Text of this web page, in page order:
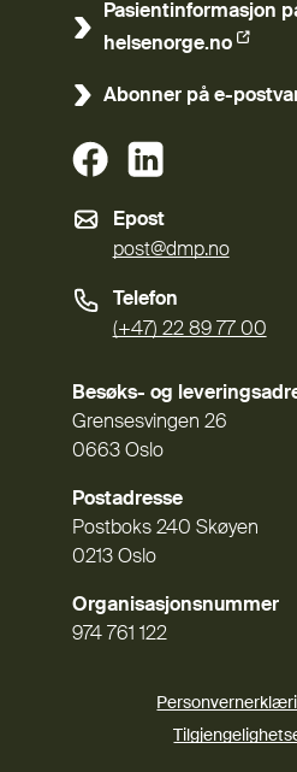
Pasientinformasjon
helsenorge.no
(Ekstern lenke)
Abonner på e-
(Ekstern lenke)
Epost
post@dmp.no
Telefon
(+47) 22 89 77 00
Besøks- og
Grensesvingen 26
0663 Oslo
Postadresse
Postboks 240 Skøyen
0213 Oslo
Organisasjonsnummer
974 761 122
(Ekstern lenke)